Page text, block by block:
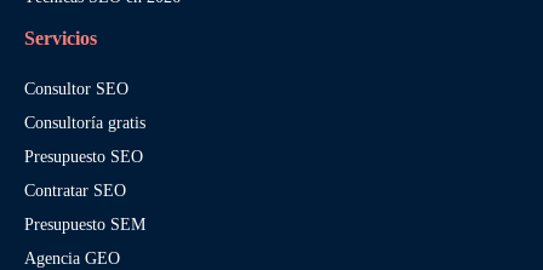
Servicios
Consultor SEO
Consultoría gratis
Presupuesto SEO
Contratar SEO
Presupuesto SEM
Agencia GEO